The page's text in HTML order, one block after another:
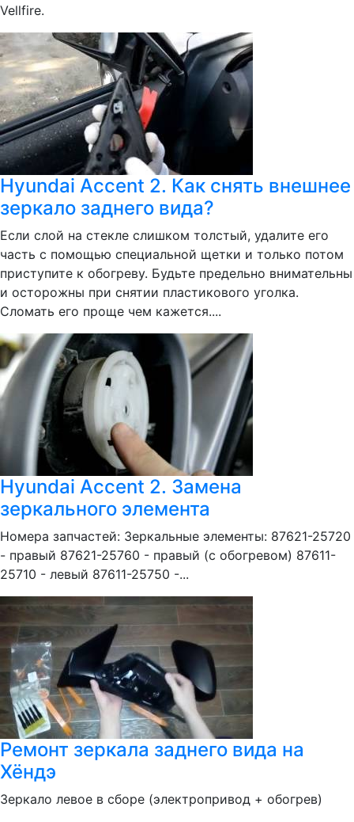
Vellfire.
Hyundai Accent 2. Как снять внешнее
зеркало заднего вида?
Если слой на стекле слишком толстый, удалите его
часть с помощью специальной щетки и только потом
приступите к обогреву. Будьте предельно внимательны
и осторожны при снятии пластикового уголка.
Сломать его проще чем кажется....
Hyundai Accent 2. Замена
зеркального элемента
Номера запчастей: Зеркальные элементы: 87621-25720
- правый 87621-25760 - правый (с обогревом) 87611-
25710 - левый 87611-25750 -...
Ремонт зеркала заднего вида на
Хёндэ
Зеркало левое в сборе (электропривод + обогрев)